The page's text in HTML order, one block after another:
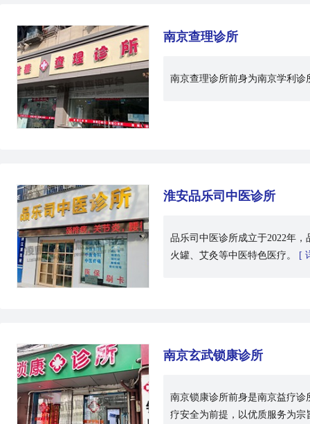
南京查理诊所
南京查理诊所前身为南京学利
淮安品乐司中医诊所
品乐司中医诊所成立于2022年
火罐、艾灸等中医特色医疗。
[
南京玄武锁康诊所
南京锁康诊所前身是南京益疗诊
疗安全为前提，以优质服务为